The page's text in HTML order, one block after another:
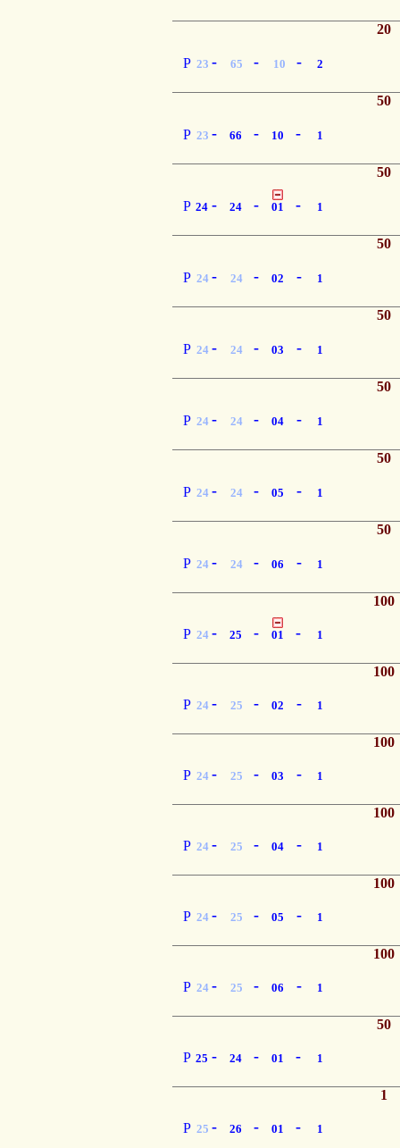
P 23 - 65 - 10 - 2
20
P 23 - 66 - 10 - 1
50
P 24 - 24 - 01 - 1
50
P 24 - 24 - 02 - 1
50
P 24 - 24 - 03 - 1
50
P 24 - 24 - 04 - 1
50
P 24 - 24 - 05 - 1
50
P 24 - 24 - 06 - 1
50
P 24 - 25 - 01 - 1
100
P 24 - 25 - 02 - 1
100
P 24 - 25 - 03 - 1
100
P 24 - 25 - 04 - 1
100
P 24 - 25 - 05 - 1
100
P 24 - 25 - 06 - 1
100
P 25 - 24 - 01 - 1
50
P 25 - 26 - 01 - 1
1